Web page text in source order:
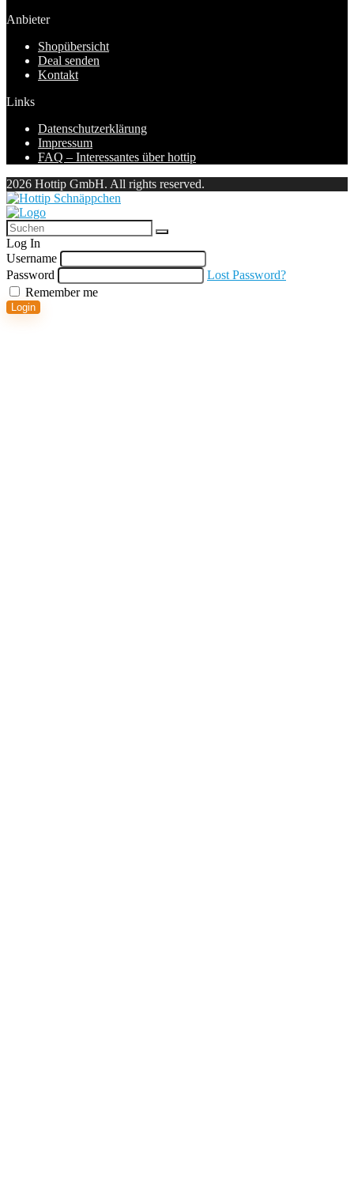
Anbieter
Shopübersicht
Deal senden
Kontakt
Links
Datenschutzerklärung
Impressum
FAQ – Interessantes über hottip
2026 Hottip GmbH. All rights reserved.
Log In
Username
Password
Lost Password?
Remember me
Login